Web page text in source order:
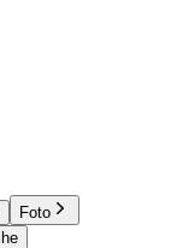
Foto